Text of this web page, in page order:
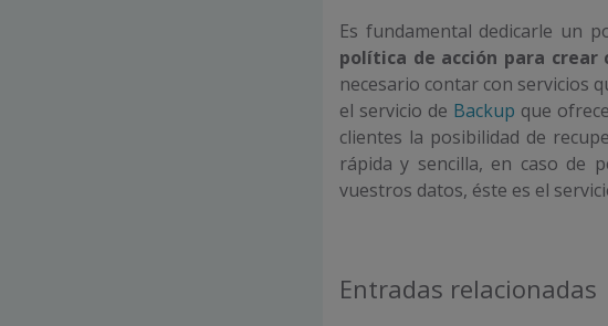
Es fundamental dedicarle un
política de acción para crear
necesario contar con servicios
el servicio de Backup que
clientes la posibilidad de
rápida y sencilla, en caso de
vuestros datos, éste es el
Entradas relacionadas